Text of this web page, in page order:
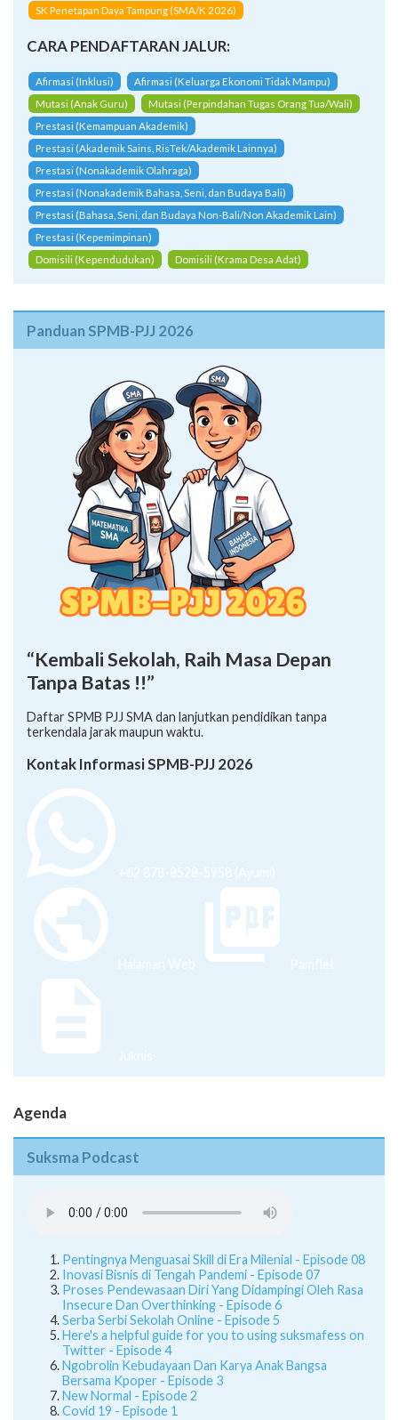
SK Penetapan Daya Tampung (SMA/K 2026)
CARA PENDAFTARAN JALUR:
Afirmasi (Inklusi)
Afirmasi (Keluarga Ekonomi Tidak Mampu)
Mutasi (Anak Guru)
Mutasi (Perpindahan Tugas Orang Tua/Wali)
Prestasi (Kemampuan Akademik)
Prestasi (Akademik Sains, RisTek/Akademik Lainnya)
Prestasi (Nonakademik Olahraga)
Prestasi (Nonakademik Bahasa, Seni, dan Budaya Bali)
Prestasi (Bahasa, Seni, dan Budaya Non-Bali/Non Akademik Lain)
Prestasi (Kepemimpinan)
Domisili (Kependudukan)
Domisili (Krama Desa Adat)
Panduan SPMB-PJJ 2026
“Kembali Sekolah, Raih Masa Depan
Tanpa Batas !!”
Daftar SPMB PJJ SMA dan lanjutkan pendidikan tanpa
terkendala jarak maupun waktu.
Kontak Informasi SPMB-PJJ 2026
+62 878-8528-5958 (Ayumi)
Halaman Web Pamflet
Juknis
Agenda
Suksma Podcast
Pentingnya Menguasai Skill di Era Milenial - Episode 08
Inovasi Bisnis di Tengah Pandemi - Episode 07
Proses Pendewasaan Diri Yang Didampingi Oleh Rasa
Insecure Dan Overthinking - Episode 6
Serba Serbi Sekolah Online - Episode 5
Here's a helpful guide for you to using suksmafess on
Twitter - Episode 4
Ngobrolin Kebudayaan Dan Karya Anak Bangsa
Bersama Kpoper - Episode 3
New Normal - Episode 2
Covid 19 - Episode 1